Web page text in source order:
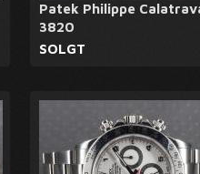
Patek Philippe
3820
SOLGT